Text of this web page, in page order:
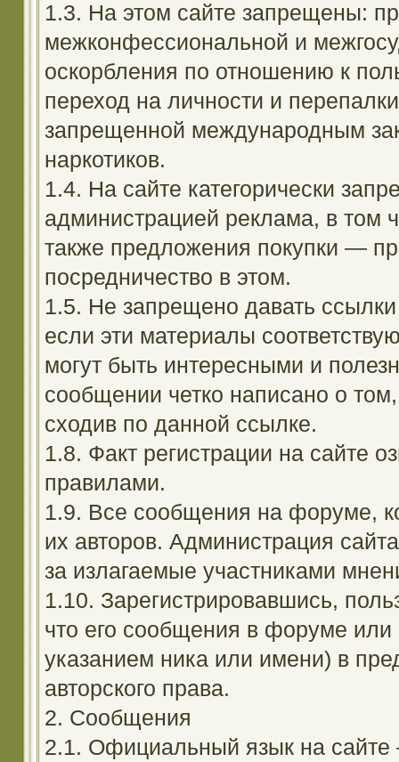
1.3. На этом сайте запрещены:
межконфессиональной и
оскорбления по отношению к
переход на личности и
запрещенной международным
наркотиков.
1.4. На сайте категорически
администрацией реклама, в том
также предложения покупки —
посредничество в этом.
1.5. Не запрещено давать
если эти материалы
могут быть интересными и
сообщении четко написано о
сходив по данной ссылке.
1.8. Факт регистрации на сайте
правилами.
1.9. Все сообщения на форуме,
их авторов. Администрация
за излагаемые участниками
1.10. Зарегистрировавшись,
что его сообщения в форуме или
указанием ника или имени) в
авторского права.
2. Сообщения
2.1. Официальный язык на сайте